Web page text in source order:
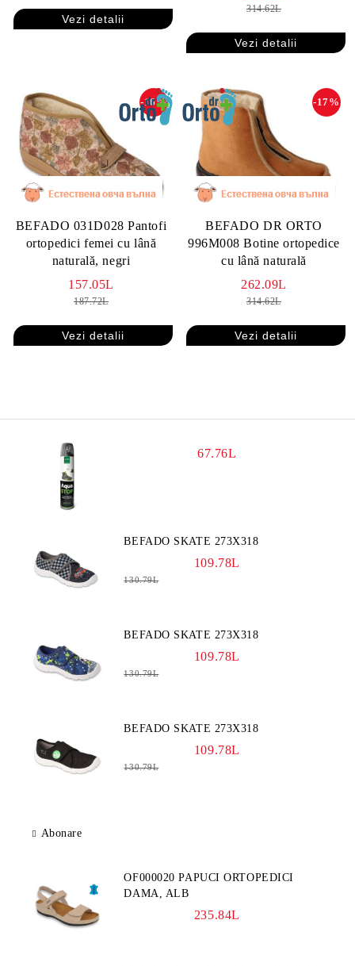
Vezi detalii
314.62L
Vezi detalii
BEFADO 031D028 Pantofi
ortopedici femei cu lână
naturală, negri
-16%
157.05L
187.72L
Vezi detalii
BEFADO DR ORTO
996M008 Botine ortopedice
cu lână naturală
-17%
262.09L
314.62L
Vezi detalii
67.76L
BEFADO SKATE 273X318
109.78L
130.79L
BEFADO SKATE 273X318
109.78L
130.79L
BEFADO SKATE 273X318
109.78L
130.79L
Abonare
OF000020 PAPUCI ORTOPEDICI
DAMA, ALB
235.84L